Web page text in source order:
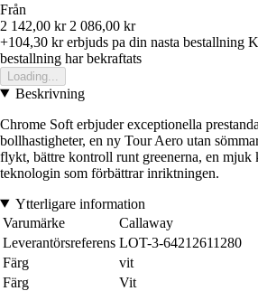
Från
2 142,00 kr 2 086,00 kr
+104,30 krerbjuds pa din nasta bestallning
bestallning har bekraftats
Loading...
Beskrivning
Chrome Soft erbjuder exceptionella
bollhastigheter, en ny Tour Aero utan
flykt, bättre kontroll runt greenerna, en mjuk
teknologin som förbättrar inriktningen.
Ytterligare information
Varumärke
Callaway
Leverantörsreferens LOT-3-64212611280
Färg
vit
Färg
Vit